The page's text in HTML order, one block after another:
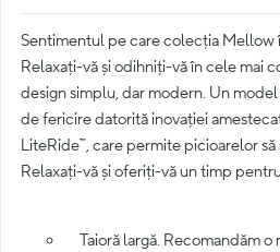
Sentimentul pe care colecția Mellow
Relaxați-vă și odihniți-vă în cele mai
design simplu, dar modern. Un
de fericire datorită inovației
LiteRide™, care permite picioarelor
Relaxați-vă și oferiți-vă un timp
Taioră largă. Recomandăm o